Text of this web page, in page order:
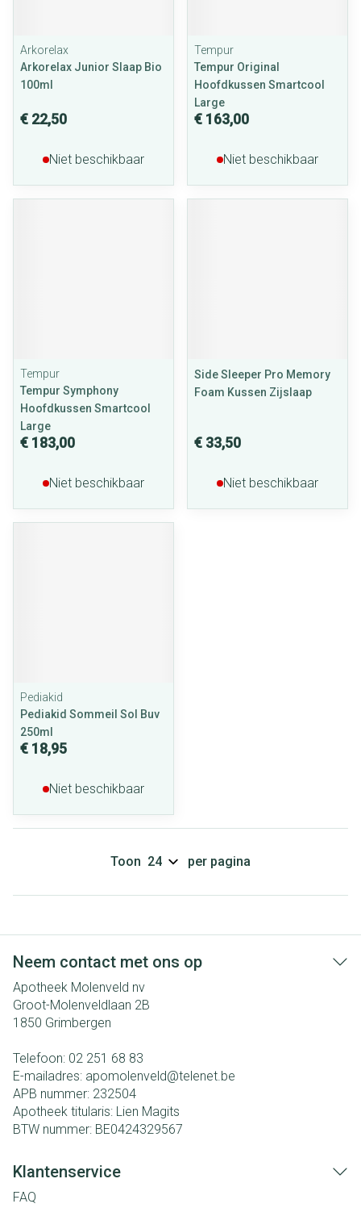
Arkorelax
Arkorelax Junior Slaap Bio
100ml
€ 22,50
Niet beschikbaar
Tempur
Tempur Original
Hoofdkussen Smartcool
Large
€ 163,00
Niet beschikbaar
Tempur
Tempur Symphony
Hoofdkussen Smartcool
Large
€ 183,00
Niet beschikbaar
Side Sleeper Pro Memory
Foam Kussen Zijslaap
€ 33,50
Niet beschikbaar
Pediakid
Pediakid Sommeil Sol Buv
250ml
€ 18,95
Niet beschikbaar
Toon per pagina
Neem contact met ons op
Apotheek Molenveld nv
Groot-Molenveldlaan 2B
1850 Grimbergen
Telefoon: 02 251 68 83
E-mailadres: apomolenveld@telenet.be
APB nummer: 232504
Apotheek titularis: Lien Magits
BTW nummer: BE0424329567
Klantenservice
FAQ